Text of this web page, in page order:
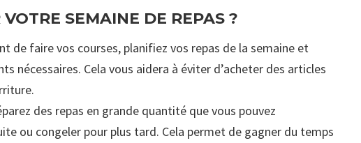
SEMAINE DE REPAS ?
de faire vos courses, planifiez vos repas de la semaine et
nécessaires. Cela vous aidera à éviter d’acheter des articles
des repas en grande quantité que vous pouvez
ou congeler pour plus tard. Cela permet de gagner du temps